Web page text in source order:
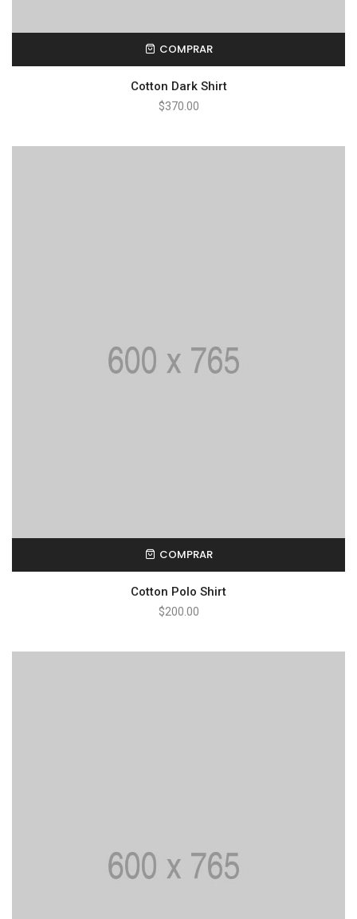
COMPRAR
Cotton Dark Shirt
$370.00
COMPRAR
Cotton Polo Shirt
$200.00